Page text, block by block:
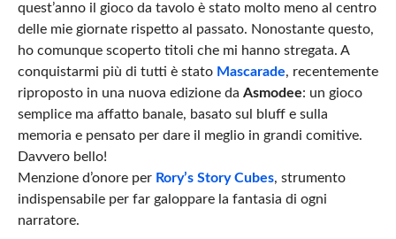
quest’anno il gioco da tavolo è stato molto meno al centro
delle mie giornate rispetto al passato. Nonostante questo,
ho comunque scoperto titoli che mi hanno stregata. A
conquistarmi più di tutti è stato Mascarade, recentemente
riproposto in una nuova edizione da Asmodee: un gioco
semplice ma affatto banale, basato sul bluff e sulla
memoria e pensato per dare il meglio in grandi comitive.
Davvero bello!
Menzione d’onore per Rory’s Story Cubes, strumento
indispensabile per far galoppare la fantasia di ogni
narratore.